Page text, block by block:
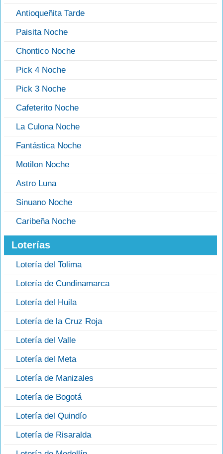
Antioqueñita Tarde
Paisita Noche
Chontico Noche
Pick 4 Noche
Pick 3 Noche
Cafeterito Noche
La Culona Noche
Fantástica Noche
Motilon Noche
Astro Luna
Sinuano Noche
Caribeña Noche
Loterías
Lotería del Tolima
Lotería de Cundinamarca
Lotería del Huila
Lotería de la Cruz Roja
Lotería del Valle
Lotería del Meta
Lotería de Manizales
Lotería de Bogotá
Lotería del Quindío
Lotería de Risaralda